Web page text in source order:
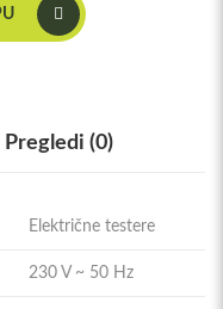
Pregledi (0)
Električne testere
230 V ~ 50 Hz